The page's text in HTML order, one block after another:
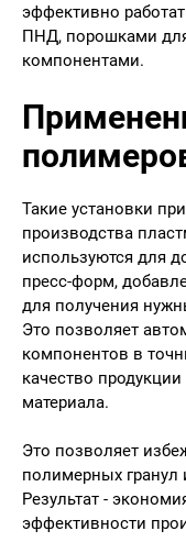
эффективно
ПНД, порошками
компонентами.
Такие установки
производства
используются для
пресс-форм,
для получения
Это позволяет
компонентов в
качество
материала.
Это позволяет
полимерных гранул
Результат -
эффективности